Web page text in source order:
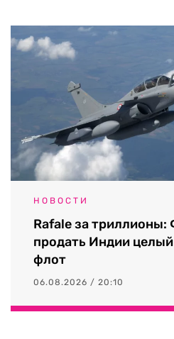
НОВОСТИ
Rafale за триллионы:
продать Индии
флот
06.08.2026 / 20:10